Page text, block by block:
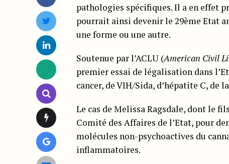
pathologies spécifiques. Il a en effet
pourrait ainsi devenir le 29ème Etat
une forme ou une autre.
Soutenue par l’ACLU (American Civil
premier essai de légalisation dans
cancer, de VIH/Sida, d’hépatite C, de
Le cas de Melissa Ragsdale, dont le
Comité des Affaires de l’Etat, pour
molécules non-psychoactives du
inflammatoires.